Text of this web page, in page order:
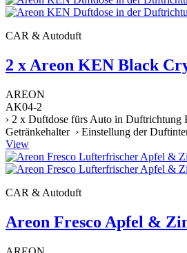
CAR & Autoduft
2 x Areon KEN Black
AREON
AK04-2
› 2 x Duftdose fürs Auto in Duftrichtung
Getränkehalter › Einstellung der
View
CAR & Autoduft
Areon Fresco Apfel &